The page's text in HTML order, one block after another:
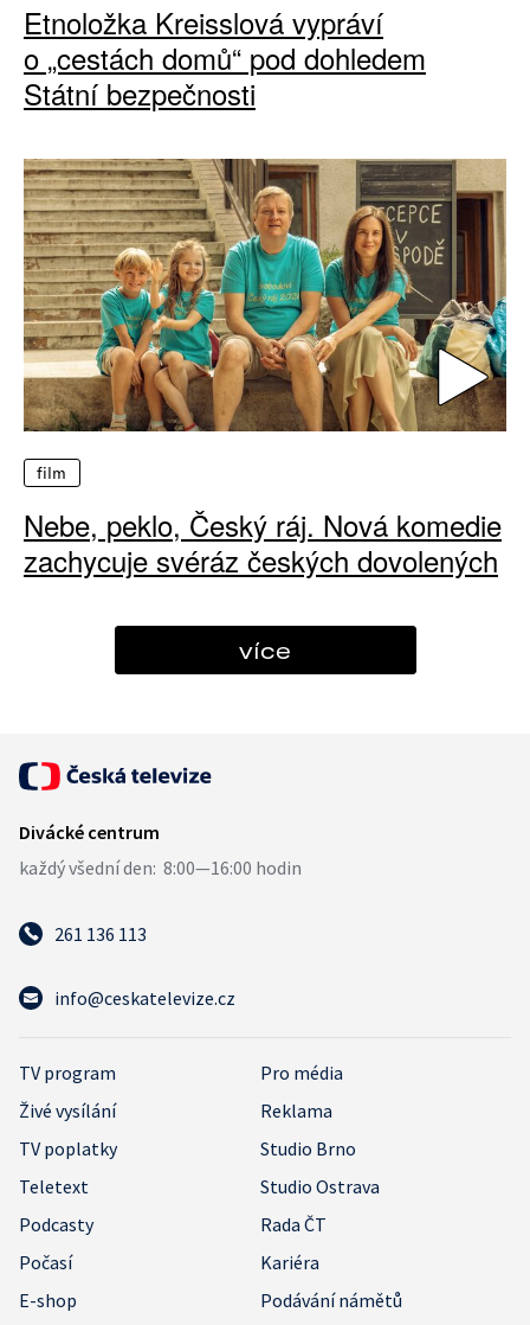
Etnoložka Kreisslová vypráví
o „cestách domů“ pod dohledem
Státní bezpečnosti
film
Nebe, peklo, Český ráj. Nová komedie
zachycuje svéráz českých dovolených
více
261 136 113
info@ceskatelevize.cz
TV program
Pro média
Živé vysílání
Reklama
TV poplatky
Studio Brno
Teletext
Studio Ostrava
Podcasty
Rada ČT
Počasí
Kariéra
E-shop
Podávání námětů